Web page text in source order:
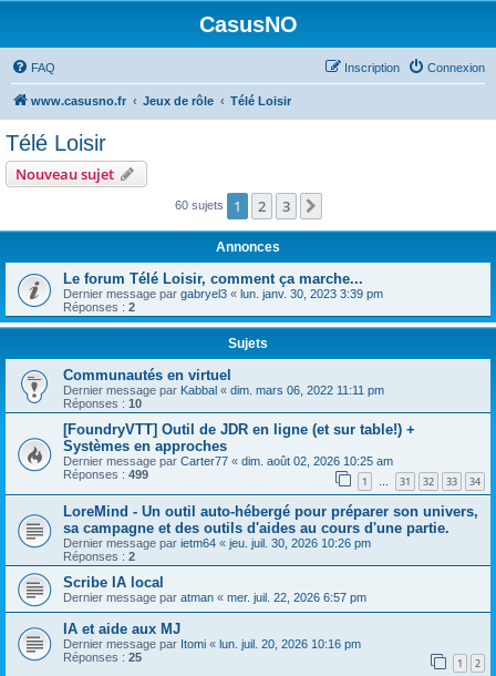
CasusNO
FAQ Connexion
Inscription
www.casusno.fr Jeux de rôle Télé Loisir
Télé Loisir
Nouveau sujet
60 sujets 1 2 3
Annonces
Le forum Télé Loisir, comment ça marche...
Dernier message par gabryel3 « lun. janv. 30, 2023 3:39 pm
Réponses : 2
Sujets
Communautés en virtuel
Dernier message par Kabbal « dim. mars 06, 2022 11:11 pm
Réponses : 10
[FoundryVTT] Outil de JDR en ligne (et sur table!) +
Systèmes en approches
Dernier message par Carter77 « dim. août 02, 2026 10:25 am
Réponses : 499 1 … 31 32 33 34
LoreMind - Un outil auto-hébergé pour préparer son univers,
sa campagne et des outils d'aides au cours d'une partie.
Dernier message par ietm64 « jeu. juil. 30, 2026 10:26 pm
Réponses : 2
Scribe IA local
Dernier message par atman « mer. juil. 22, 2026 6:57 pm
IA et aide aux MJ
Dernier message par Itomi « lun. juil. 20, 2026 10:16 pm
Réponses : 25 1 2